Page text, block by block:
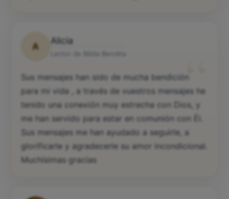
A
Alicia
“
Sus mensajes han sido de mucha bendición
para mi vida , a través de vuestros mensajes he
tenido una conexión muy estrecha con Dios, y
me han servido para estar en comunión con Él.
Sus mensajes me han ayudado a seguirle, a
glorificarle y agradecerle su amor incondicional.
Muchísimas gracias